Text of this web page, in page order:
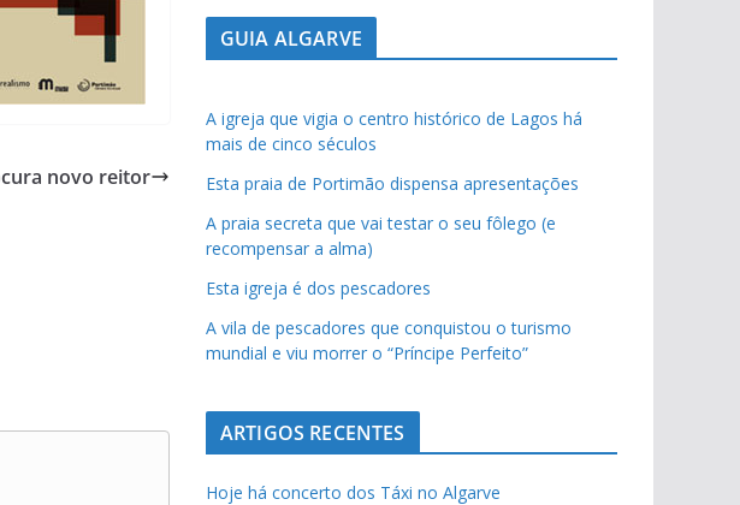
novo reitor
GUIA ALGARVE
A igreja que vigia o centro histórico de Lagos há
mais de cinco séculos
Esta praia de Portimão dispensa apresentações
A praia secreta que vai testar o seu fôlego (e
recompensar a alma)
Esta igreja é dos pescadores
A vila de pescadores que conquistou o turismo
mundial e viu morrer o “Príncipe Perfeito”
ARTIGOS RECENTES
Hoje há concerto dos Táxi no Algarve